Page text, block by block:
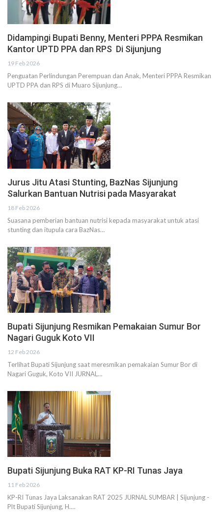
Didampingi Bupati Benny, Menteri PPPA Resmikan
Kantor UPTD PPA dan RPS Di Sijunjung
19 Feb 2026
Penguatan Perlindungan Perempuan dan Anak, Menteri PPPA Resmikan
UPTD PPA dan RPS di Muaro Sijunjung…
Jurus Jitu Atasi Stunting, BazNas Sijunjung
Salurkan Bantuan Nutrisi pada Masyarakat
18 Feb 2026
Suasana pemberian bantuan nutrisi kepada masyarakat untuk atasi
stunting dan itupula cara BazNas…
Bupati Sijunjung Resmikan Pemakaian Sumur Bor
Nagari Guguk Koto VII
12 Feb 2026
Terlihat Bupati Sijunjung saat meresmikan pemakaian Sumur Bor di
Nagari Guguk, Koto VII JURNAL…
Bupati Sijunjung Buka RAT KP-RI Tunas Jaya
11 Feb 2026
KP-RI Tunas Jaya Laksanakan RAT 2025 JURNAL SUMBAR | Sijunjung -
Plt Bupati Sijunjung, H.…